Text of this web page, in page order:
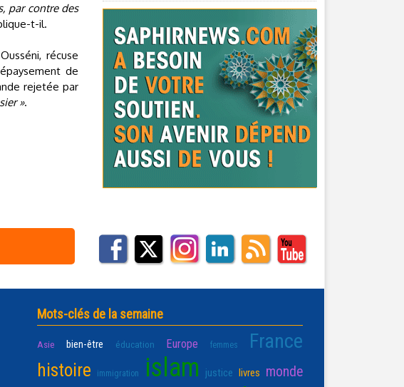
par contre des
t-il.
récuse
de
rejetée par
».
Mots-clés de la semaine
Asie bien-être éducation Europe femmes France
histoire immigration islam justice livres monde